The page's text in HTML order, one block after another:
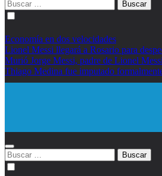
Buscar:
Economía en dos velocidades
Lionel Messi llegará a Rosario para
Murió Jorge Messi, padre de Lionel
Thiago Medina fue imputado
Buscar: